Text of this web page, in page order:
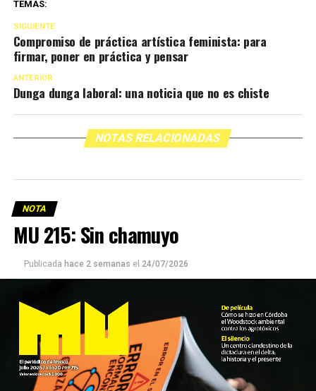
TEMAS:
SIGUIENTE
Compromiso de práctica artística feminista: para
firmar, poner en práctica y pensar
ANTERIOR
Dunga dunga laboral: una noticia que no es chiste
NOTAS RELACIONADAS
NOTA
MU 215: Sin chamuyo
Publicada hace 2 semanas el 24/07/2026